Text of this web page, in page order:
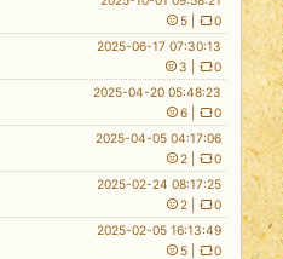
5
0
2025-06-17 07:30:13
3
0
2025-04-20 05:48:23
6
0
2025-04-05 04:17:06
2
0
2025-02-24 08:17:25
2
0
2025-02-05 16:13:49
5
0